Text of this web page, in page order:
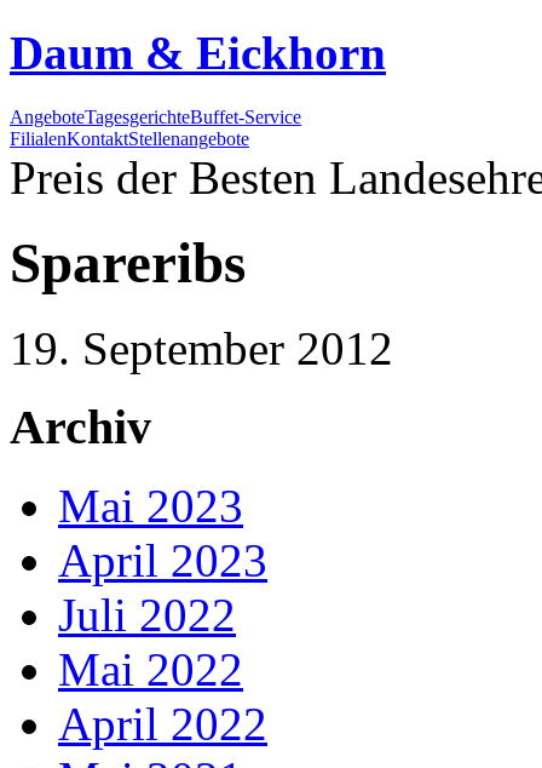
Daum & Eickhorn
AngeboteTagesgerichteBuffet-Service
FilialenKontaktStellenangebote
Preis der Besten
Spareribs
19. September 2012
Archiv
Mai 2023
April 2023
Juli 2022
Mai 2022
April 2022